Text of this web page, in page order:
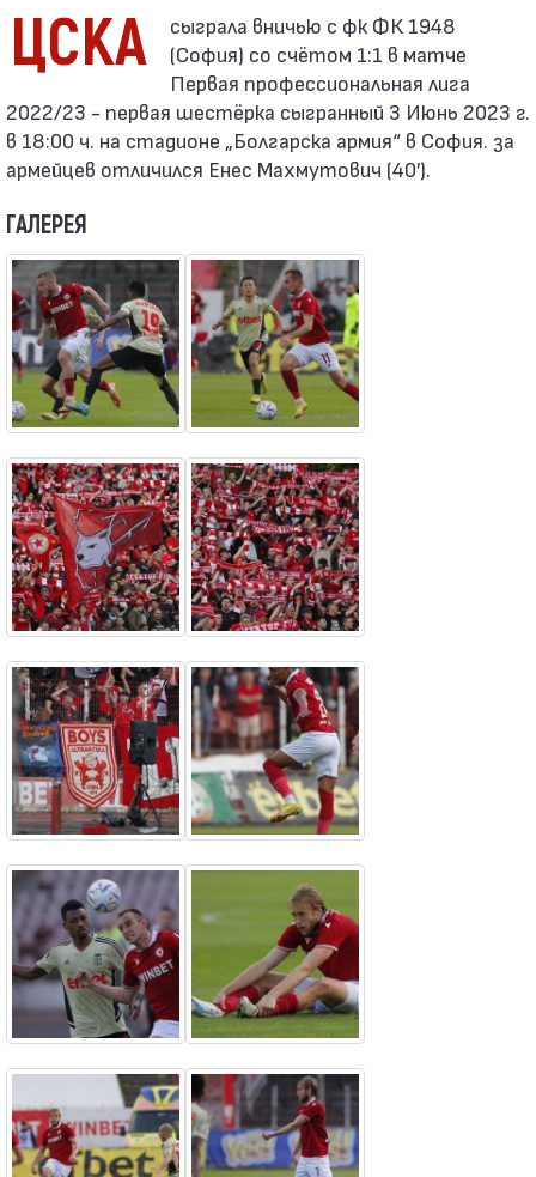
ЦСКА
(София) со счётом 1:1 в матче
Первая профессиональная лига
2022/23 - первая шестёрка сыгранный 3 Июнь 2023 г.
в 18:00 ч. на стадионе „Болгарска армия“ в София. за
армейцев отличился Енес Махмутович (40′).
ГАЛЕРЕЯ